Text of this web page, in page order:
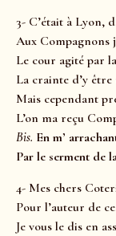
3- C’était à Lyon,
Aux Compagnons
Le cour agité par
La crainte d’y être
Mais cependant
L’on ma reçu
Bis. En m’
Par le serment de
4- Mes chers
Pour l’auteur de
Je vous le dis en